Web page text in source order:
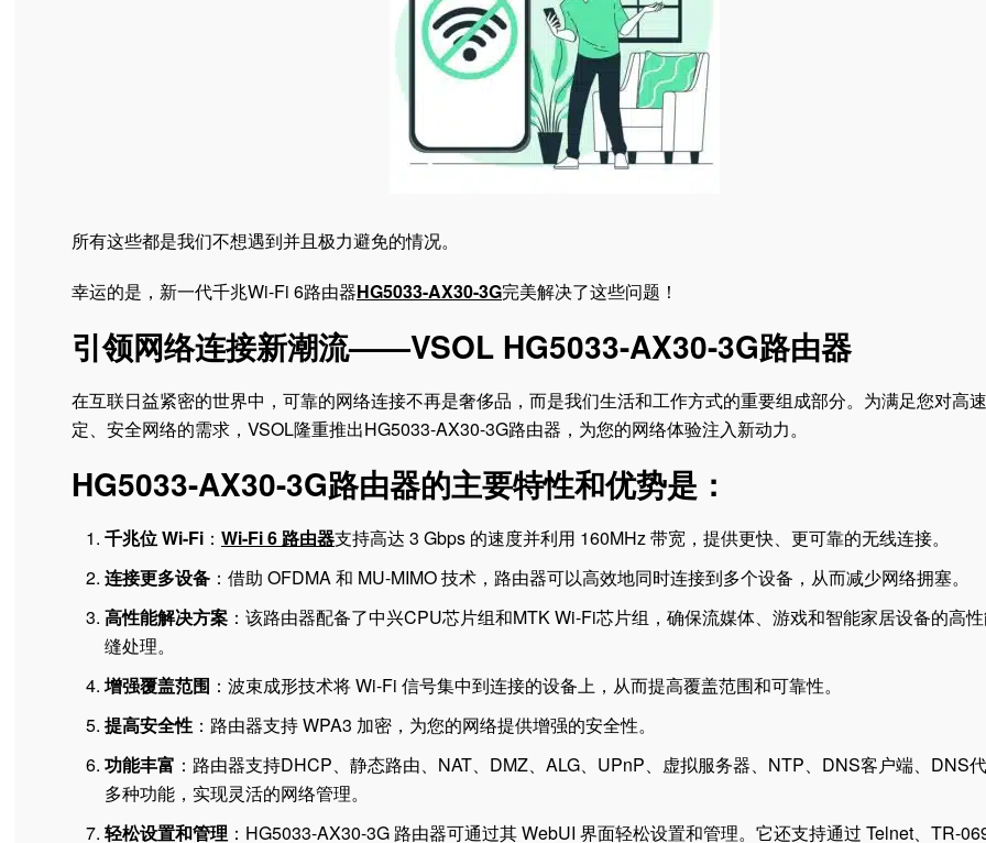
所有这些都是我们不想遇到并且极力避免的情况。
幸运的是，新一代千兆Wi-Fi 6路由器HG5033-AX30-3G完美解决了这些问题！
引领网络连接新潮流——VSOL HG5033-AX30-3G路由器
在互联日益紧密的世界中，可靠的网络连接不再是奢侈品，而是我们生活和工作方式的重要组成部分。为满足您对高
定、安全网络的需求，VSOL隆重推出HG5033-AX30-3G路由器，为您的网络体验注入新动力。
HG5033-AX30-3G路由器的主要特性和优势是：
千兆位 Wi-Fi ： Wi-Fi 6 路由器支持高达 3 Gbps 的速度并利用 160MHz 带宽，提供更快、更可靠的无线连接。
连接更多设备 ：借助 OFDMA 和 MU-MIMO 技术，路由器可以高效地同时连接到多个设备，从而减少网络拥塞。
高性能解决方案 ：该路由器配备了中兴CPU芯片组和MTK Wi-Fi芯片组，确保流媒体、游戏和智能家居设备的高
缝处理。
增强覆盖范围 ：波束成形技术将 Wi-Fi 信号集中到连接的设备上，从而提高覆盖范围和可靠性。
提高安全性 ：路由器支持 WPA3 加密，为您的网络提供增强的安全性。
功能丰富 ：路由器支持DHCP、静态路由、NAT、DMZ、ALG、UPnP、虚拟服务器、NTP、DNS客户端、DNS
多种功能，实现灵活的网络管理。
轻松设置和管理 ：HG5033-AX30-3G 路由器可通过其 WebUI 界面轻松设置和管理。它还支持通过 Telnet、TR-